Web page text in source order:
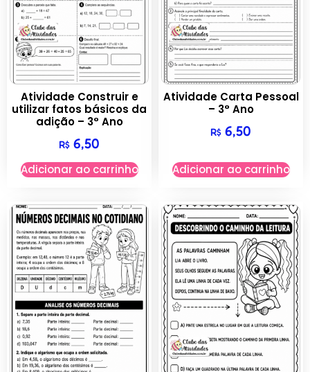
Atividade Construir e
utilizar fatos básicos da
adição – 3° Ano
R$ 6,50
Adicionar ao carrinho
Atividade Carta Pessoal
– 3° Ano
R$ 6,50
Adicionar ao carrinho